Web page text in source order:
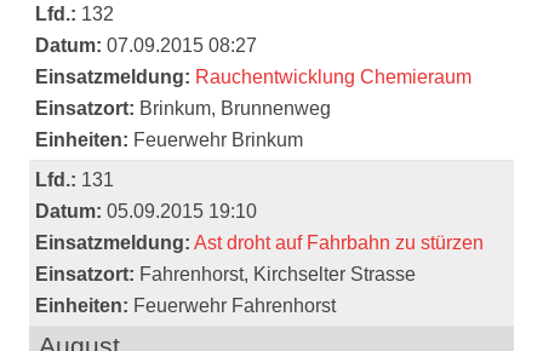
Lfd.: 132
Datum: 07.09.2015 08:27
Einsatzmeldung: Rauchentwicklung Chemieraum
Einsatzort: Brinkum, Brunnenweg
Einheiten: Feuerwehr Brinkum
Lfd.: 131
Datum: 05.09.2015 19:10
Einsatzmeldung: Ast droht auf Fahrbahn zu stürzen
Einsatzort: Fahrenhorst, Kirchselter Strasse
Einheiten: Feuerwehr Fahrenhorst